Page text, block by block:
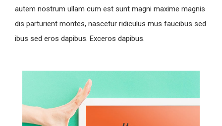
autem nostrum ullam cum est sunt magni maxime magnis
dis parturient montes, nascetur ridiculus mus faucibus sed
ibus sed eros dapibus. Exceros dapibus.